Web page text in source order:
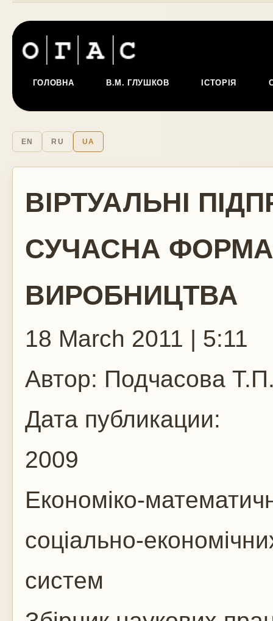
ГОЛОВНА В.М. ГЛУШКОВ ІСТОРІЯ
EN RU UA
ВІРТУАЛЬНІ
СУЧАСНА ФОРМА
ВИРОБНИЦТВА
18 March 2011 | 5:11
Автор: Подчасова
Дата публикации:
2009
Економіко-
соціально-
систем